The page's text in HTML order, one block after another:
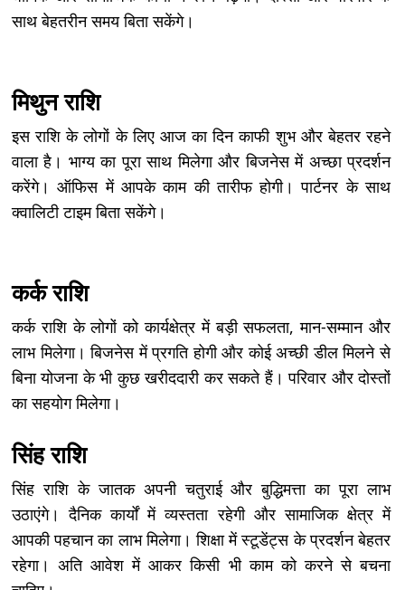
साथ बेहतरीन समय बिता सकेंगे।
मिथुन राशि
इस राशि के लोगों के लिए आज का दिन काफी शुभ और बेहतर रहने
वाला है। भाग्य का पूरा साथ मिलेगा और बिजनेस में अच्छा प्रदर्शन
करेंगे। ऑफिस में आपके काम की तारीफ होगी। पार्टनर के साथ
क्वालिटी टाइम बिता सकेंगे।
कर्क राशि
कर्क राशि के लोगों को कार्यक्षेत्र में बड़ी सफलता, मान-सम्मान और
लाभ मिलेगा। बिजनेस में प्रगति होगी और कोई अच्छी डील मिलने से
बिना योजना के भी कुछ खरीददारी कर सकते हैं। परिवार और दोस्तों
का सहयोग मिलेगा।
सिंह राशि
सिंह राशि के जातक अपनी चतुराई और बुद्धिमत्ता का पूरा लाभ
उठाएंगे। दैनिक कार्यों में व्यस्तता रहेगी और सामाजिक क्षेत्र में
आपकी पहचान का लाभ मिलेगा। शिक्षा में स्टूडेंट्स के प्रदर्शन बेहतर
रहेगा। अति आवेश में आकर किसी भी काम को करने से बचना